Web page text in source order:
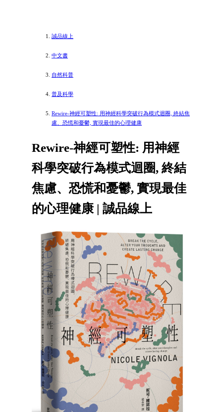
誠品線上
中文書
自然科普
普及科學
Rewire-神經可塑性: 用神經科學突破行為模式迴圈, 終結焦
慮、恐慌和憂鬱, 實現最佳的心理健康
Rewire-神經可塑性: 用神經
科學突破行為模式迴圈, 終結
焦慮、恐慌和憂鬱, 實現最佳
的心理健康 | 誠品線上